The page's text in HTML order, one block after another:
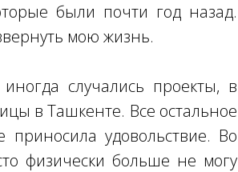
были почти год назад.
мою жизнь.
случались проекты, в
в Ташкенте. Все остальное
удовольствие. Во
физически больше не могу